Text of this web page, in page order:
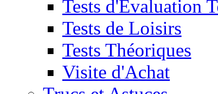
Tests d'Evaluation
Tests de Loisirs
Tests Théoriques
Visite d'Achat